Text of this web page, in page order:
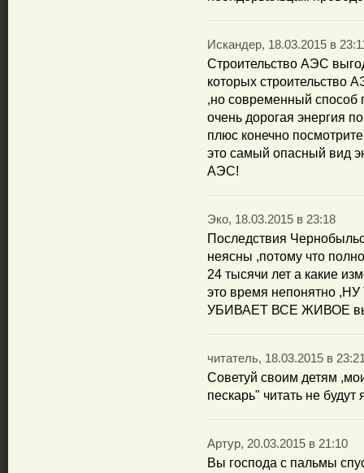
Искандер, 18.03.2015 в
Строительство АЭС
которых строительство
,но современный способ
очень дорогая энергия
плюс конечно
это самый опасный вид
АЭС!
Эко, 18.03.2015 в 23:18
Последствия
неясны ,потому что
24 тысячи лет а какие
это время непонятно
УБИВАЕТ ВСЕ ЖИВОЕ
читатель, 18.03.2015 в
Советуй своим детям
пескарь" читать не будут
Артур, 20.03.2015 в 21:10
Вы господа с пальмы